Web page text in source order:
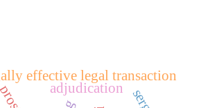
effective legal transaction
adjudication